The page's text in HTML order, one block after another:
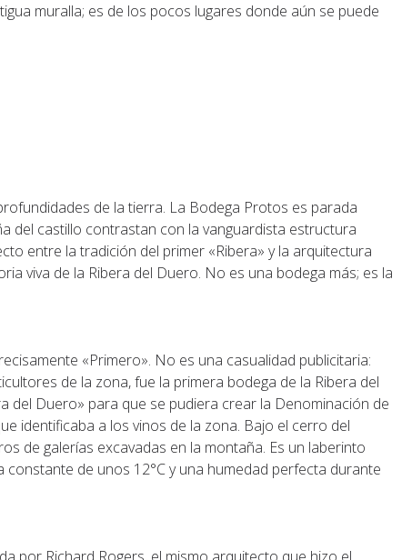
muralla; es de los pocos lugares donde aún se puede
de la tierra. La Bodega Protos es parada
del castillo contrastan con la vanguardista estructura
entre la tradición del primer «Ribera» y la arquitectura
viva de la Ribera del Duero. No es una bodega más; es la
«Primero». No es una casualidad publicitaria:
de la zona, fue la primera bodega de la Ribera del
del Duero» para que se pudiera crear la Denominación de
identificaba a los vinos de la zona. Bajo el cerro del
de galerías excavadas en la montaña. Es un laberinto
de unos 12°C y una humedad perfecta durante